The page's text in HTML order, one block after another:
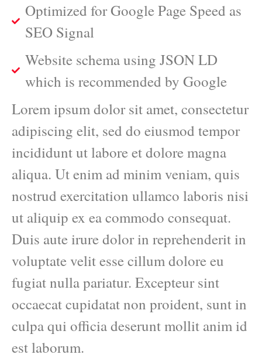
Optimized for Google Page Speed as
SEO Signal
Website schema using JSON LD
which is recommended by Google
Lorem ipsum dolor sit amet, consectetur
adipiscing elit, sed do eiusmod tempor
incididunt ut labore et dolore magna
aliqua. Ut enim ad minim veniam, quis
nostrud exercitation ullamco laboris nisi
ut aliquip ex ea commodo consequat.
Duis aute irure dolor in reprehenderit in
voluptate velit esse cillum dolore eu
fugiat nulla pariatur. Excepteur sint
occaecat cupidatat non proident, sunt in
culpa qui officia deserunt mollit anim id
est laborum.